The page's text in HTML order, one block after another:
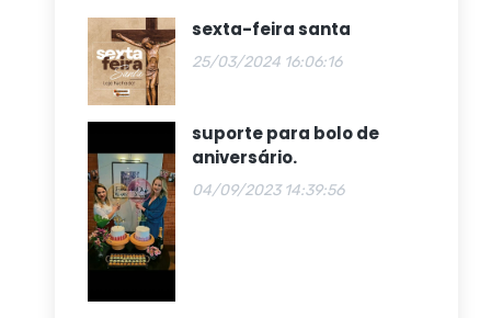
sexta-feira santa
25/03/2024 16:06:16
suporte para bolo de
aniversário.
04/09/2023 14:39:56